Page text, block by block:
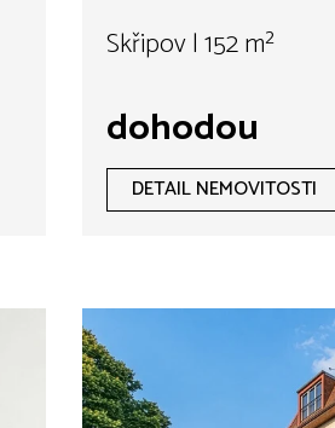
Skřipov | 152 m²
dohodou
DETAIL NEMOVITOSTI